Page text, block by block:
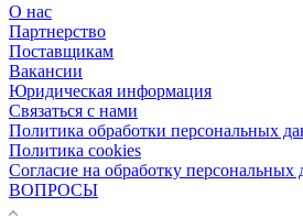
О нас
Партнерство
Поставщикам
Вакансии
Юридическая информация
Связаться с нами
Политика обработки персональных
Политика cookies
Согласие на обработку персональных
ВОПРОСЫ